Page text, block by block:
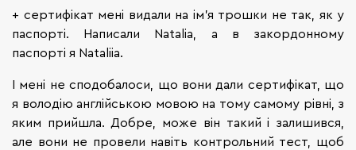
+ сертифікат мені видали на ім'я трошки не так, як у
паспорті. Написали Natalia, а в закордонному
паспорті я Nataliia.
І мені не сподобалоси, що вони дали сертифікат, що
я володію англійською мовою на тому самому рівні, з
яким прийшла. Добре, може він такий і залишився,
але вони не провели навіть контрольний тест, щоб